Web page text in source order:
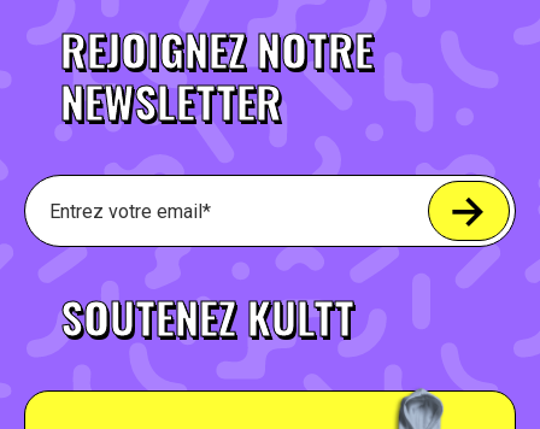
REJOIGNEZ NOTRE
NEWSLETTER
SOUTENEZ KULTT